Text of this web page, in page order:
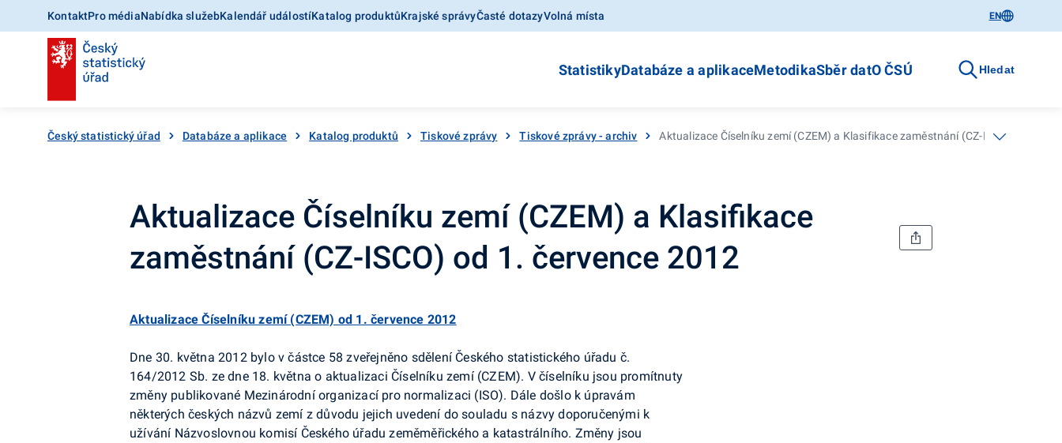
KontaktPro médiaNabídka služebKalendář událostíKatalog produktůKrajské správyČasté dotazyVolná místa EN
StatistikyDatabáze a aplikaceMetodikaSběr datO ČSÚ Hledat
Český statistický úřad Databáze a aplikace Katalog produktů Tiskové zprávy Tiskové zprávy - archiv Aktualizace Číselníku zemí (CZEM) a Klasifikace zaměstnání (CZ-ISCO) od 1.
Aktualizace Číselníku zemí (CZEM) a Klasifikace
zaměstnání (CZ-ISCO) od 1. července 2012
Aktualizace Číselníku zemí (CZEM) od 1. července 2012
Dne 30. května 2012 bylo v částce 58 zveřejněno sdělení Českého statistického úřadu č.
164/2012 Sb. ze dne 18. května o aktualizaci Číselníku zemí (CZEM). V číselníku jsou promítnuty
změny publikované Mezinárodní organizací pro normalizaci (ISO). Dále došlo k úpravám
některých českých názvů zemí z důvodu jejich uvedení do souladu s názvy doporučenými k
užívání Názvoslovnou komisí Českého úřadu zeměměřického a katastrálního. Změny jsou